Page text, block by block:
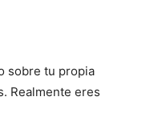
sobre tu propia
Realmente eres